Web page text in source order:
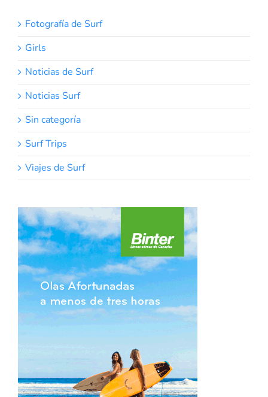
Fotografía de Surf
Girls
Noticias de Surf
Noticias Surf
Sin categoría
Surf Trips
Viajes de Surf